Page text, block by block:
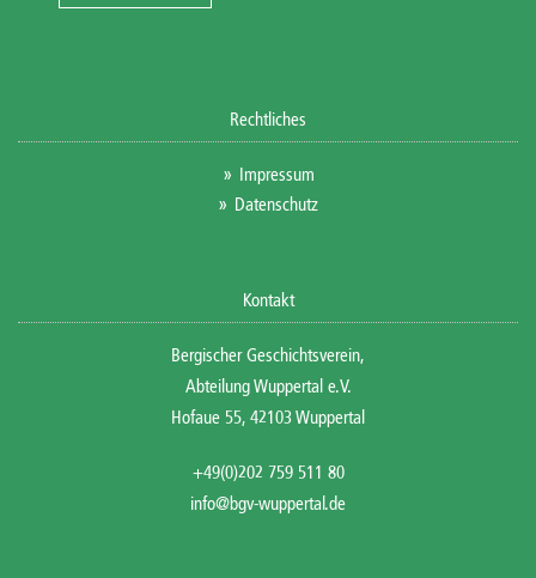
Rechtliches
Impressum
Datenschutz
Kontakt
Bergischer Geschichtsverein,
Abteilung Wuppertal e.V.
Hofaue 55, 42103 Wuppertal
+49(0)202 759 511 80
info@bgv-wuppertal.de